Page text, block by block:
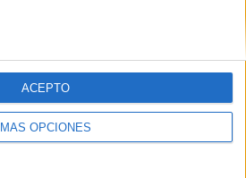
MÁS OPCIONES
ACEPTO